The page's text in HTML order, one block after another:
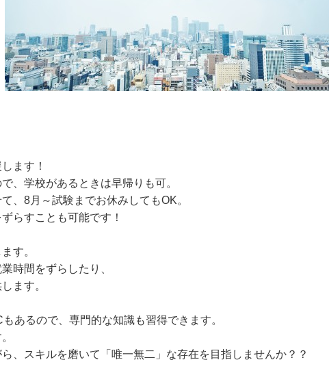
ます！
、学校があるときは早帰りも可。
、8月～試験までお休みしてもOK。
らすことも可能です！
す。
時間をずらしたり、
ます。
あるので、専門的な知識も習得できます。
、スキルを磨いて「唯一無二」な存在を目指しませんか？？